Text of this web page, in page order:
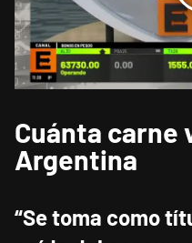
Cuánta carne
Argentina
“Se toma como